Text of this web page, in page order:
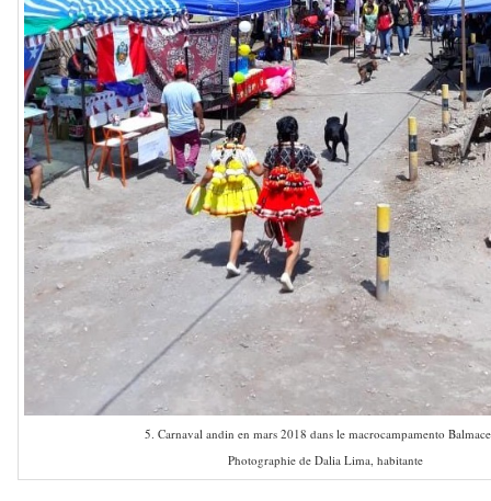
5. Carnaval andin en mars 2018 dans le macrocampamento
Photographie de Dalia Lima, habitante